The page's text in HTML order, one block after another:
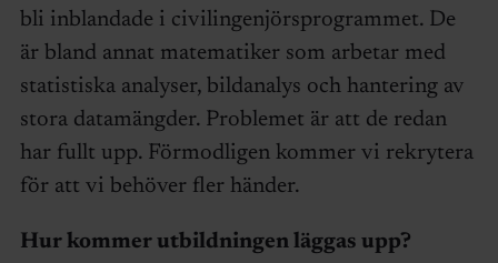
bli inblandade i civilingenjörsprogrammet. De
är bland annat matematiker som arbetar med
statistiska analyser, bildanalys och hantering av
stora datamängder. Problemet är att de redan
har fullt upp. Förmodligen kommer vi rekrytera
för att vi behöver fler händer.
Hur kommer utbildningen läggas upp?